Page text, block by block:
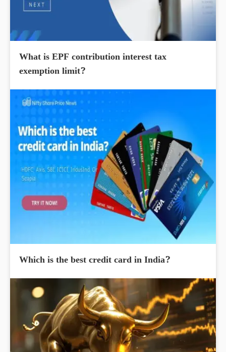
What is EPF contribution interest tax
exemption limit?
Which is the best credit card in India?